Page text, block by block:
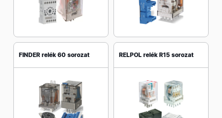
FINDER relék 60 sorozat RELPOL relék R15 sorozat